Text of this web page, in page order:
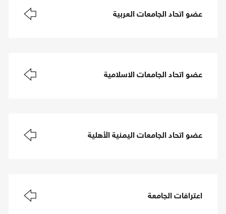
عضو اتحاد الجامعات العربية
عضو اتحاد الجامعات الاسلامية
عضو اتحاد الجامعات اليمنية الأهلية
اعترافات الجامعة